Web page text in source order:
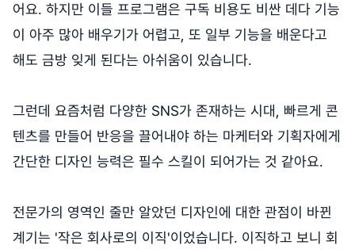
어요. 하지만 이들 프로그램은 구독 비용도 비싼 데다 기능
이 아주 많아 배우기가 어렵고, 또 일부 기능을 배운다고
해도 금방 잊게 된다는 아쉬움이 있습니다.
그런데 요즘처럼 다양한 SNS가 존재하는 시대, 빠르게 콘
텐츠를 만들어 반응을 끌어내야 하는 마케터와 기획자에게
간단한 디자인 능력은 필수 스킬이 되어가는 것 같아요.
전문가의 영역인 줄만 알았던 디자인에 대한 관점이 바뀐
계기는 '작은 회사로의 이직'이었습니다. 이직하고 보니 회